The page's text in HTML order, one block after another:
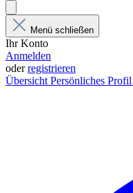
Menü schließen
Ihr Konto
Anmelden
oderregistrieren
ÜbersichtPersönliches Profil